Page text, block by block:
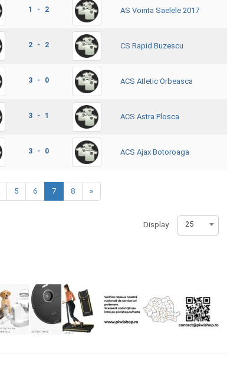
1 - 2 AS Vointa Saelele 2017
2 - 2 CS Rapid Buzescu
3 - 0 ACS Atletic Orbeasca
3 - 1 ACS Astra Plosca
3 - 0 ACS Ajax Botoroaga
5 6 7 8 »
Display 25